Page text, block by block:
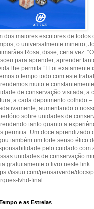
dos maiores escritores de todos
o universalmente mineiro,
Rosa, disse, certa vez:
para aprender, aprender
lhe permita.”I Foi exatamente
o tempo todo com este
muito e
de conservação visitada, a
a cada depoimento colhido –
aumentando o
sobre unidades de
tanto quanto a
permitia. Um doce aprendizado
também um forte senso ético
pelo cuidado com
unidades de conservação
gratuitamente o livro neste link:
issuu.com/pensarverde/docs/
fvhd-final
e as Estrelas